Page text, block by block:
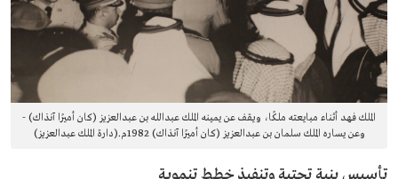
الملك فهد أثناء مبايعته ملكًا، ويقف عن يمينه الملك عبدالله بن عبدالعزيز (كان أميرًا آنذاك) -
وعن يساره الملك سلمان بن عبدالعزيز (كان أميرًا آنذاك) 1982م.(دارة الملك عبدالعزيز)
تأسيس بنية تحتية وتنفيذ خطط تنموية